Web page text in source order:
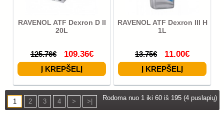
RAVENOL ATF Dexron D II
20L
125.76€ 109.36€
RAVENOL ATF Dexron III H
1L
13.75€ 11.00€
1 2 3 4 > >| Rodoma nuo 1 iki 60 iš 195 (4 puslapių)